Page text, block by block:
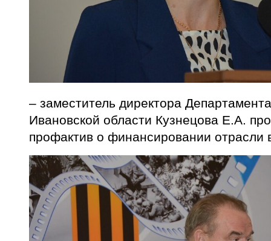
– заместитель директора
Ивановской области Кузнецова Е.А.
профактив о финансировании отрасли